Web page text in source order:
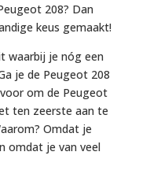
208? Dan
keus gemaakt!
waarbij je nóg een
je de Peugeot 208
om de Peugeot
ten zeerste aan te
Omdat je
omdat je van veel